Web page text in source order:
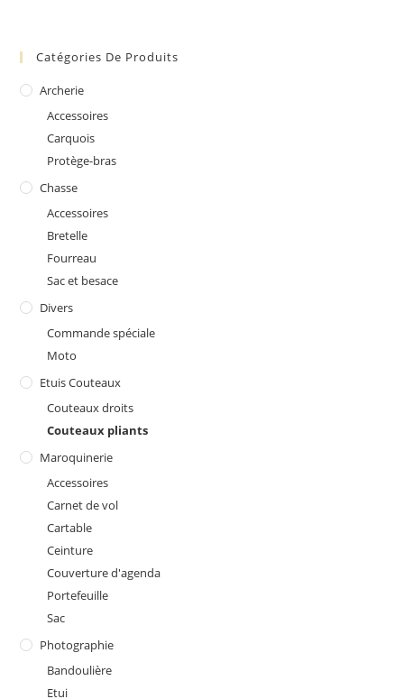
Catégories De Produits
Archerie
Accessoires
Carquois
Protège-bras
Chasse
Accessoires
Bretelle
Fourreau
Sac et besace
Divers
Commande spéciale
Moto
Etuis Couteaux
Couteaux droits
Couteaux pliants
Maroquinerie
Accessoires
Carnet de vol
Cartable
Ceinture
Couverture d'agenda
Portefeuille
Sac
Photographie
Bandoulière
Etui